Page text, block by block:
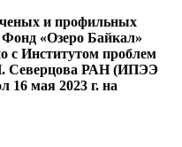
и профильных
«Озеро Байкал»
с Институтом проблем
Северцова РАН (ИПЭЭ
16 мая 2023 г. на